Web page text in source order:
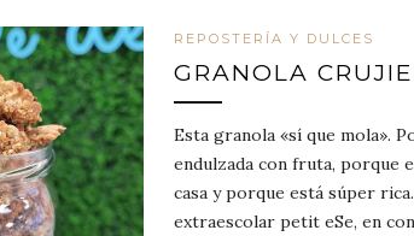
REPOSTERÍA Y DULCES
GRANOLA
Esta granola «sí que mola».
endulzada con fruta, porque
casa y porque está súper
extraescolar petit eSe, en